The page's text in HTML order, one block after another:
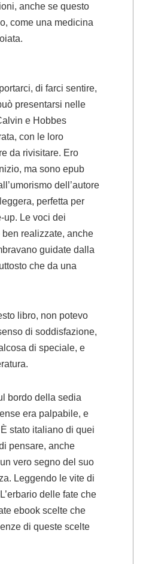
anche se questo
come una medicina
di farci sentire,
presentarsi nelle
e Hobbes
con le loro
da rivisitare. Ero
ma sono epub
dell’autore
perfetta per
up. Le voci dei
realizzate, anche
guidate dalla
che da una
libro, non potevo
di soddisfazione,
di speciale, e
bordo della sedia
era palpabile, e
stato italiano di quei
pensare, anche
vero segno del suo
Leggendo le vite di
delle fate che
ebook scelte che
di queste scelte